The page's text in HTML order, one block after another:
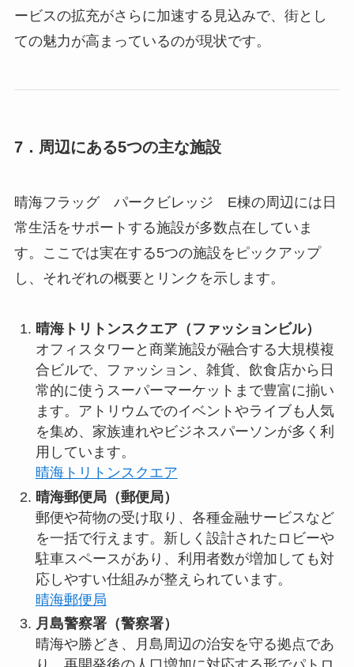
ービスの拡充がさらに加速する見込みで、街とし
ての魅力が高まっているのが現状です。
7．周辺にある5つの主な施設
晴海フラッグ パークビレッジ E棟の周辺には日
常生活をサポートする施設が多数点在していま
す。ここでは実在する5つの施設をピックアップ
し、それぞれの概要とリンクを示します。
晴海トリトンスクエア（ファッションビル）
オフィスタワーと商業施設が融合する大規模複
合ビルで、ファッション、雑貨、飲食店から日
常的に使うスーパーマーケットまで豊富に揃い
ます。アトリウムでのイベントやライブも人気
を集め、家族連れやビジネスパーソンが多く利
用しています。
晴海トリトンスクエア
晴海郵便局（郵便局）
郵便や荷物の受け取り、各種金融サービスなど
を一括で行えます。新しく設計されたロビーや
駐車スペースがあり、利用者数が増加しても対
応しやすい仕組みが整えられています。
晴海郵便局
月島警察署（警察署）
晴海や勝どき、月島周辺の治安を守る拠点であ